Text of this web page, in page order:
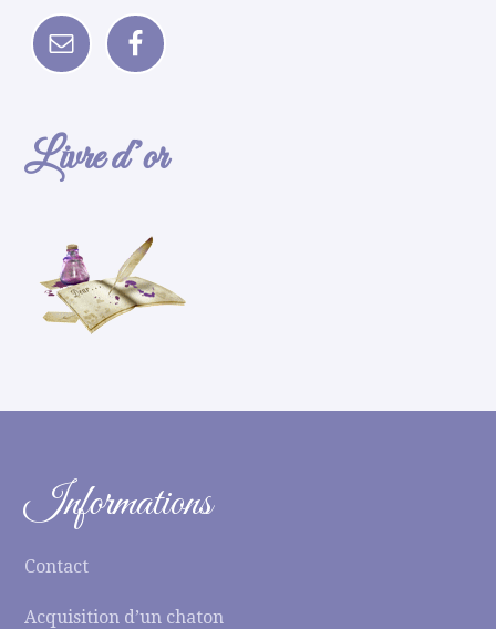
Livre d’or
Informations
Contact
Acquisition d’un chaton